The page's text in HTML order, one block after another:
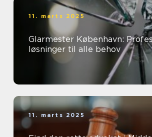
11. marts 2025
Glarmester København:
løsninger til alle behov
11. marts 2025